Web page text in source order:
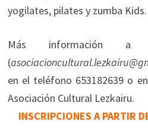
yogilates, pilates y zumba Kids.
Más información
(
en el teléfono 653182639 o
Asociación Cultural Lezkairu.
INSCRIPCIONES A PARTIR